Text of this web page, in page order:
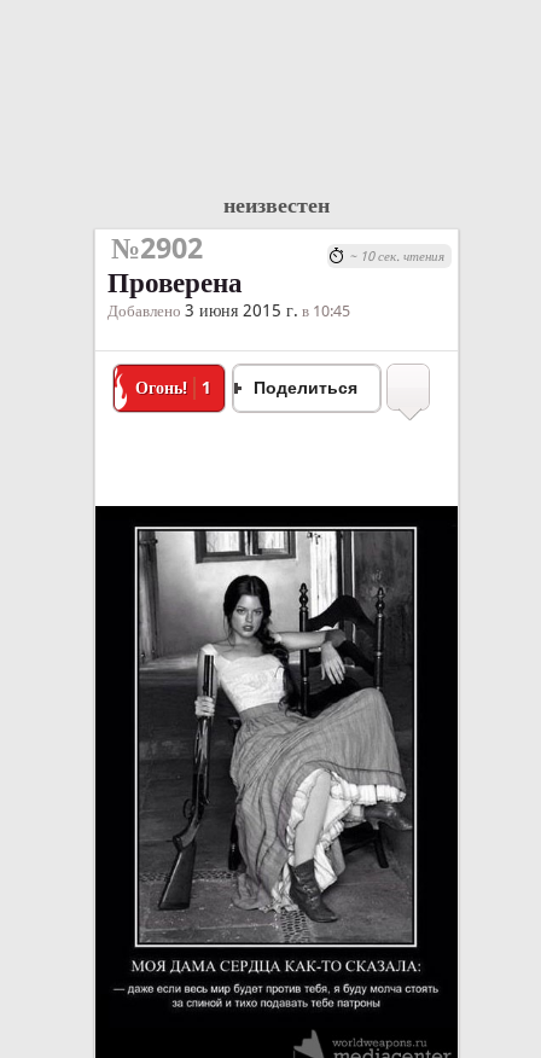
неизвестен
№2902
Проверена
Добавлено 3 июня 2015 г. в 10:45
Огонь! 1 Поделиться
~ 10 сек. чтения